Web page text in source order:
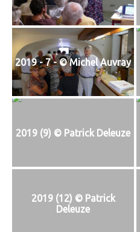
2019 - 7 - © Michel Auvray
2019 (9) © Patrick Deleuze
2019 (12) © Patrick
Deleuze